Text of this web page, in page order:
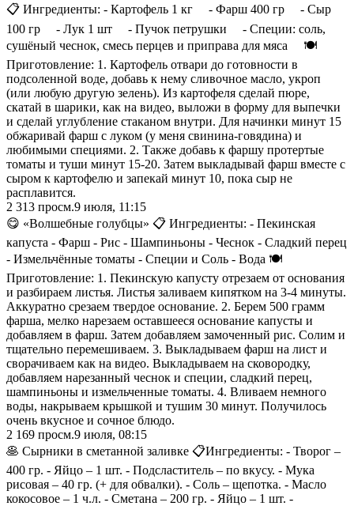
📋 Ингредиенты: - Картофель 1 кг ⠀ - Фарш 400 гр ⠀ - Сыр
100 гр ⠀ - Лук 1 шт ⠀ - Пучок петрушки ⠀ - Специи: соль,
сушёный чеснок, смесь перцев и приправа для мяса ⠀ 🍽️
Приготовление: 1. Картофель отвари до готовности в
подсоленной воде, добавь к нему сливочное масло, укроп
(или любую другую зелень). Из картофеля сделай пюре,
скатай в шарики, как на видео, выложи в форму для выпечки
и сделай углубление стаканом внутри. Для начинки минут 15
обжаривай фарш с луком (у меня свинина-говядина) и
любимыми специями. 2. Также добавь к фаршу протертые
томаты и туши минут 15-20. Затем выкладывай фарш вместе с
сыром к картофелю и запекай минут 10, пока сыр не
расплавится.
2 313 просм.9 июля, 11:15
😋 «Волшебные голубцы» 📋 Ингредиенты: - Пекинская
капуста - Фарш - Рис - Шампиньоны - Чеснок - Сладкий перец
- Измельчённые томаты - Специи и Соль - Вода 🍽️
Приготовление: 1. Пекинскую капусту отрезаем от основания
и разбираем листья. Листья заливаем кипятком на 3-4 минуты.
Аккуратно срезаем твердое основание. 2. Берем 500 грамм
фарша, мелко нарезаем оставшееся основание капусты и
добавляем в фарш. Затем добавляем замоченный рис. Солим и
тщательно перемешиваем. 3. Выкладываем фарш на лист и
сворачиваем как на видео. Выкладываем на сковородку,
добавляем нарезанный чеснок и специи, сладкий перец,
шампиньоны и измельченные томаты. 4. Вливаем немного
воды, накрываем крышкой и тушим 30 минут. Получилось
очень вкусное и сочное блюдо.
2 169 просм.9 июля, 08:15
🥞 Сырники в сметанной заливке 📋Ингредиенты: - Творог –
400 гр. - Яйцо – 1 шт. - Подсластитель – по вкусу. - Мука
рисовая – 40 гр. (+ для обвалки). - Соль – щепотка. - Масло
кокосовое – 1 ч.л. - Сметана – 200 гр. - Яйцо – 1 шт. -